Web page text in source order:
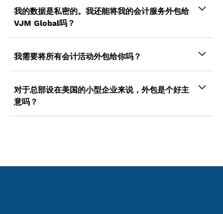
时，那就是你希望将会计活动外包的时候。这有助
于减少内部经理和员工的工作量，让他们腾出时间
我的数据是私密的。我还能将我的会计服务外包给
VJM Global吗？
为我们符合最新的安全认证，以确保最佳的安全性
合安全标准
我需要将所有会计活动外包给你吗？
这些活动将根据您的要求处理您的会计工作。
对于总部设在美国的小型企业来说，外包是个好主
意吗？